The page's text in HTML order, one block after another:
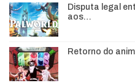
Disputa legal
aos…
Retorno do